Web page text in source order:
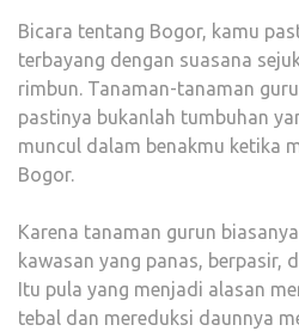
Bicara tentang Bogor, kamu
terbayang dengan suasana
rimbun. Tanaman-tanaman
pastinya bukanlah tumbuhan
muncul dalam benakmu ketika
Bogor.
Karena tanaman gurun
kawasan yang panas, berpasir,
Itu pula yang menjadi alasan
tebal dan mereduksi daunnya